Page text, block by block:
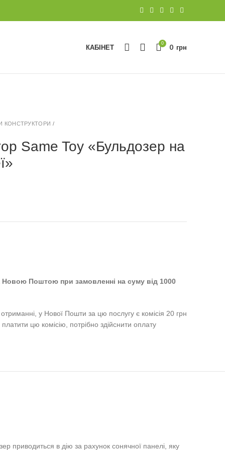
КАБІНЕТ 0 0 грн
КОНСТРУКТОРИ /
Same Toy «Бульдозер на
Новою Поштою при замовленні на суму від 1000
у Нової Пошти за цю послугу є комісія 20 грн
цю комісію, потрібно здійснити оплату
приводиться в дію за рахунок сонячної панелі, яку